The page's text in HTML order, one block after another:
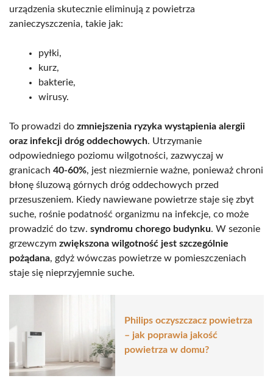
urządzenia skutecznie eliminują z powietrza
zanieczyszczenia, takie jak:
pyłki,
kurz,
bakterie,
wirusy.
To prowadzi do zmniejszenia ryzyka wystąpienia alergii
oraz infekcji dróg oddechowych. Utrzymanie
odpowiedniego poziomu wilgotności, zazwyczaj w
granicach 40-60%, jest niezmiernie ważne, ponieważ chroni
błonę śluzową górnych dróg oddechowych przed
przesuszeniem. Kiedy nawiewane powietrze staje się zbyt
suche, rośnie podatność organizmu na infekcje, co może
prowadzić do tzw. syndromu chorego budynku. W sezonie
grzewczym zwiększona wilgotność jest szczególnie
pożądana, gdyż wówczas powietrze w pomieszczeniach
staje się nieprzyjemnie suche.
Philips oczyszczacz powietrza
– jak poprawia jakość
powietrza w domu?